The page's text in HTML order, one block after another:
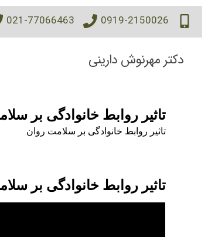
0919-2150026
021-77066463
دکتر مهرنوش دارینی
تاثیر روابط خانوادگی بر
تاثیر روابط خانوادگی بر سلامت روان
تاثیر روابط خانوادگی بر